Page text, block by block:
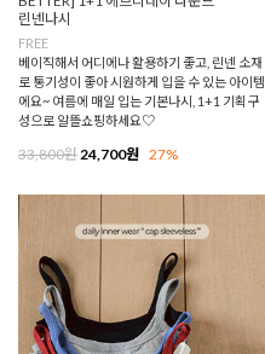
린넨나시
FREE
베이직해서 어디에나 활용하기 좋고, 린넨 소재
로 통기성이 좋아 시원하게 입을 수 있는 아이템
에요~ 여름에 매일 입는 기본나시, 1+1 기획구
성으로 알뜰쇼핑하세요♡
33,800원 24,700원 27%